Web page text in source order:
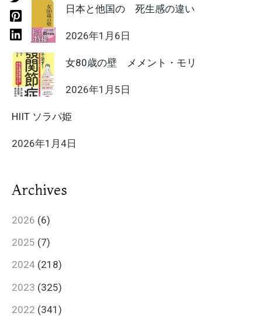
日本と他国の 死生感の違い
2026年1月6日
女80歳の壁 メメント・モリ
2026年1月5日
HIIT ソラパ姫
2026年1月4日
Archives
2026 (6)
2025 (7)
2024 (218)
2023 (325)
2022 (341)